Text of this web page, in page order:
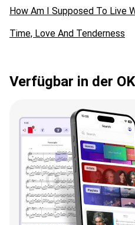
How Am I Supposed To Live
Time, Love And Tenderness
Verfügbar in der